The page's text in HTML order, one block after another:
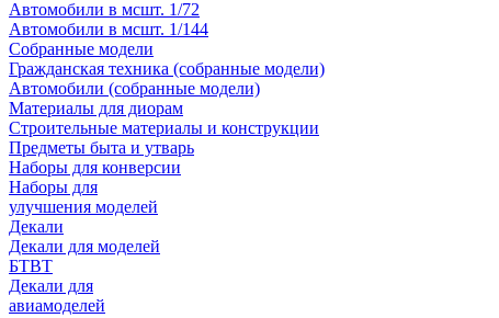
Автомобили в мсшт. 1/72
Автомобили в мсшт. 1/144
Собранные модели
Гражданская техника (собранные модели)
Автомобили (собранные модели)
Материалы для диорам
Строительные материалы и конструкции
Предметы быта и утварь
Наборы для конверсии
Наборы для
улучшения моделей
Декали
Декали для моделей
БТВТ
Декали для
авиамоделей